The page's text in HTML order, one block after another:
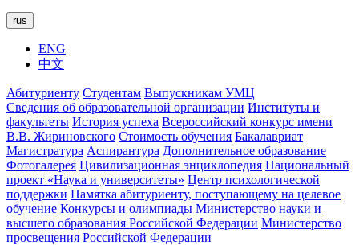
rus
ENG
中文
Абитуриенту Студентам Выпускникам УМЦ
Сведения об образовательной организации Институты и
факультеты История успеха Всероссийский конкурс имени
В.В. Жириновского Стоимость обучения Бакалавриат
Магистратура Аспирантура Дополнительное образование
Фотогалерея Цивилизационная энциклопедия Национальный
проект «Наука и университеты» Центр психологической
поддержки Памятка абитуриенту, поступающему на целевое
обучение Конкурсы и олимпиады Министерство науки и
высшего образования Российской Федерации Министерство
просвещения Российской Федерации